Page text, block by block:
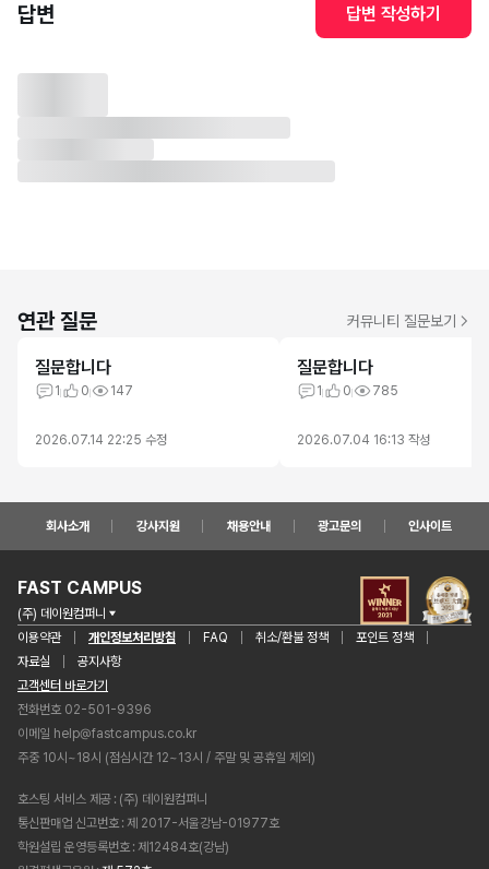
답변 답변 작성하기
연관 질문 커뮤니티 질문보기
질문합니다
1 0 147
2026.07.14 22:25 수정
질문합니다
1 0 785
2026.07.04 16:13 작성
회사소개 강사지원 채용안내 광고문의 인사이트
FAST CAMPUS
(주) 데이원컴퍼니
이용약관
개인정보처리방침 FAQ 취소/환불 정책
포인트 정책
자료실
공지사항
고객센터 바로가기
전화번호 02-501-9396
이메일 help@fastcampus.co.kr
주중 10시~18시 (점심시간 12~13시 / 주말 및 공휴일 제외)
호스팅 서비스 제공 (주) 데이원컴퍼니
통신판매업 신고번호 제 2017-서울강남-01977호
학원설립 운영등록번호 제12484호(강남)